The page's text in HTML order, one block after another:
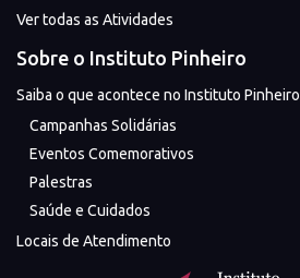
Ver todas as Atividades
Sobre o Instituto Pinheiro
Saiba o que acontece no Instituto Pinheiro
Campanhas Solidárias
Eventos Comemorativos
Palestras
Saúde e Cuidados
Locais de Atendimento